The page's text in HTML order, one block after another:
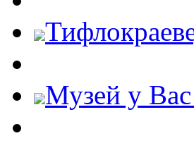
Музей у